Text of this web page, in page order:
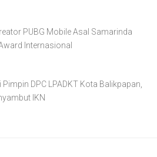
PUBG Mobile Asal Samarinda
Internasional
DPC LPADKT Kota Balikpapan,
IKN